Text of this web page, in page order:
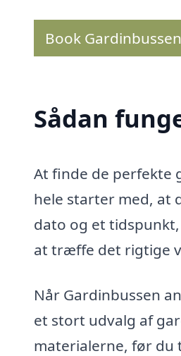
Book
Sådan
At finde de perfekte
hele starter med, at
dato og et
at træffe det rigtige
Når Gardinbussen
et stort udvalg af
materialerne, før du